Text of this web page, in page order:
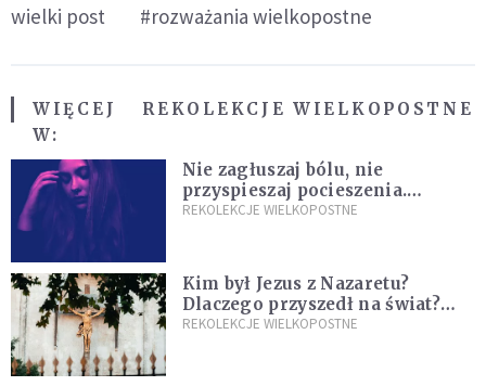
wielki post
#rozważania wielkopostne
WIĘCEJ
W:
REKOLEKCJE WIELKOPOSTNE
Nie zagłuszaj bólu, nie
przyspieszaj pocieszenia.
Przyjmij ciszę zamiast rzucać się
REKOLEKCJE WIELKOPOSTNE
Kim był Jezus z Nazaretu?
Dlaczego przyszedł na świat?
I dlaczego umarł?
REKOLEKCJE WIELKOPOSTNE